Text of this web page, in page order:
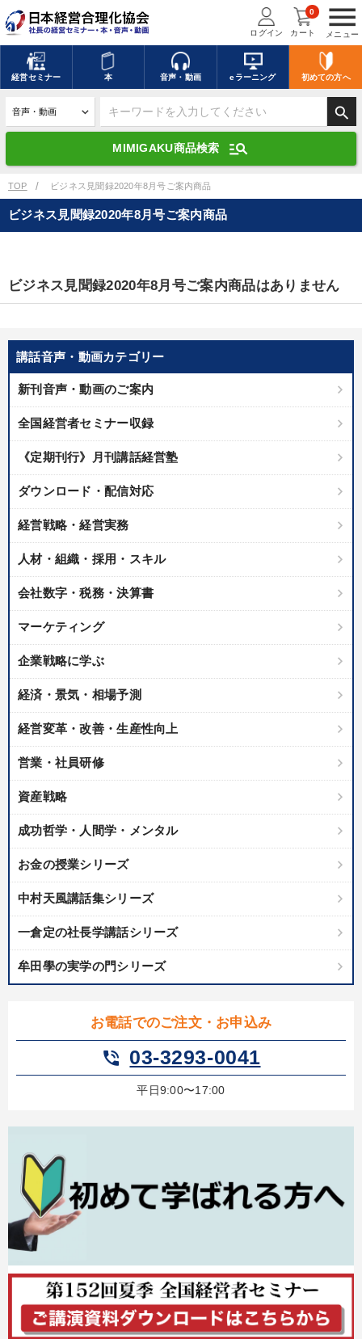
menu
メニュー
ログイン カート
0
経営セミナー 本 音声・動画 eラーニング 初めての方へ
search
MIMIGAKU商品検索 manage_search
キーワードを入力して探す
デジタル版対応のみ検索結果に表示する
search 上記の条件で検索
ます
若手異才経営者の発想 専門家のアドバイス
リーダーの器量を学ぶ
テーマ
営業・社員研修
タル版（音声／動画ストリーミング・ダウンロード）
改善・生産性向上
2025年春季全国経営者セミナー収録講演ＣＤ・講演ＤＶＤ・デジ
タル版（音声／動画ストリーミング・ダウンロード）
最新トレンドと時代の潮流を押さえる
2026年夏季全国経営者セミナー収録講演ＣＤ・講演ＤＶＤ・デジ
タル版（音声／動画ストリーミング・ダウンロード）
製造業 卸売・小売・飲食業
IT・サービス・金融業
キーワード
聞き手・作間信司 インバウンド 多様性・ダイバーシティ
※「更新」を押すと「テーマ」「キーワード」を更新いただけます。
経営音声・動画を探す
しいただけます
カテゴリー
【5月】音声・映像 【2026年7月】音声・映像ご案内商品
最新技術・トレンド
社員が自律的に動き出す組織づくり
2026年春季全国経営者セミナー収録講演ＣＤ・講演ＤＶＤ・デジ
タル版（音声／動画ストリーミング・ダウンロード）
TOP ビジネス見聞録2020年8月号ご案内商品
講話音声・動画カテゴリー
新刊音声・動画のご案内
全国経営者セミナー収録
《定期刊行》月刊講話経営塾
ダウンロード・配信対応
経営戦略・経営実務
人材・組織・採用・スキル
会社数字・税務・決算書
マーケティング
企業戦略に学ぶ
経済・景気・相場予測
経営変革・改善・生産性向上
営業・社員研修
資産戦略
成功哲学・人間学・メンタル
お金の授業シリーズ
中村天風講話集シリーズ
一倉定の社長学講話シリーズ
牟田學の実学の門シリーズ
お電話でのご注文・お申込み
phone_in_talk 03-3293-0041
平日9:00〜17:00
ビジネス見聞録2020年8月号ご案内商品
ビジネス見聞録2020年8月号ご案内商品はありません